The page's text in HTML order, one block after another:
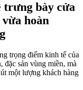
trưng bày cửa
hoàn
trọng điểm kinh tế của
đặc sản vùng miền, mà
một lượng khách hàng